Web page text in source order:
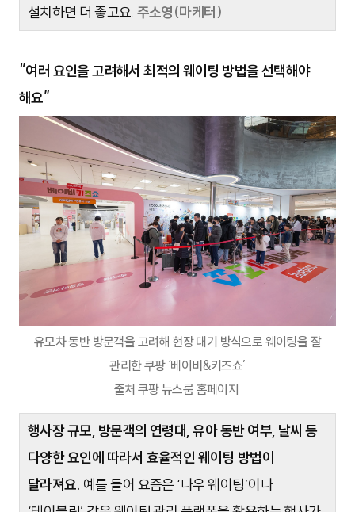
설치하면 더 좋고요. 주소영(마케터)
“여러 요인을 고려해서 최적의 웨이팅 방법을 선택해야
해요”
유모차 동반 방문객을 고려해 현장 대기 방식으로 웨이팅을 잘
관리한 쿠팡 ‘베이비&키즈쇼’
출처 쿠팡 뉴스룸 홈페이지
행사장 규모, 방문객의 연령대, 유아 동반 여부, 날씨 등
다양한 요인에 따라서 효율적인 웨이팅 방법이
달라져요. 예를 들어 요즘은 ‘나우 웨이팅’이나